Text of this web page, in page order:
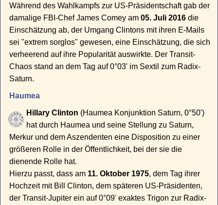
Während des Wahlkampfs zur US-Präsidentschaft gab der
damalige FBI-Chef James Comey am05. Juli 2016 die
Einschätzung ab, der Umgang Clintons mit ihren E-Mails
sei "extrem sorglos" gewesen, eine Einschätzung, die sich
verheerend auf ihre Popularität auswirkte. Der Transit-
Chaos stand an dem Tag auf 0°03' im Sextil zum Radix-
Saturn.
Haumea
Hillary Clinton (Haumea Konjunktion Saturn, 0°50')
hat durch Haumea und seine Stellung zu Saturn,
Merkur und dem Aszendenten eine Disposition zu einer
größeren Rolle in der Öffentlichkeit, bei der sie die
dienende Rolle hat.
Hierzu passt, dass am 11. Oktober 1975, dem Tag ihrer
Hochzeit mit Bill Clinton, dem späteren US-Präsidenten,
der Transit-Jupiter ein auf 0°09' exaktes Trigon zur Radix-